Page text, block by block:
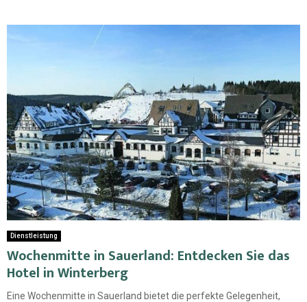
Dienstleistung
Wochenmitte in Sauerland: Entdecken Sie das
Hotel in Winterberg
Eine Wochenmitte in Sauerland bietet die perfekte Gelegenheit,